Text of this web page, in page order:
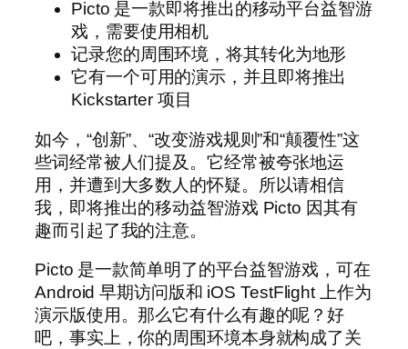
Picto 是一款即将推出的移动平台益智游
戏，需要使用相机
记录您的周围环境，将其转化为地形
它有一个可用的演示，并且即将推出
Kickstarter 项目
如今，“创新”、“改变游戏规则”和“颠覆性”这
些词经常被人们提及。它经常被夸张地运
用，并遭到大多数人的怀疑。所以请相信
我，即将推出的移动益智游戏 Picto 因其有
趣而引起了我的注意。
Picto 是一款简单明了的平台益智游戏，可在
Android 早期访问版和 iOS TestFlight 上作为
演示版使用。那么它有什么有趣的呢？好
吧，事实上，你的周围环境本身就构成了关